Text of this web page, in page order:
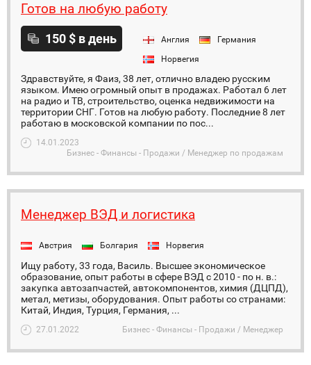
Готов на любую работу
150 $ в день Англия
Германия
Норвегия
Здравствуйте, я Фаиз, 38 лет, отлично владею русским
языком. Имею огромный опыт в продажах. Работал 6 лет
на радио и ТВ, строительство, оценка недвижимости на
территории СНГ. Готов на любую работу. Последние 8 лет
работаю в московской компании по пос...
14.01.2023
Бизнес - Финансы - Продажи / Менеджер по продажам
Менеджер ВЭД и логистика
Австрия Болгария Норвегия
Ищу работу, 33 года, Василь. Высшее экономическое
образование, опыт работы в сфере ВЭД с 2010 - по н. в.:
закупка автозапчастей, автокомпонентов, химия (ДЦПД),
метал, метизы, оборудования. Опыт работы со странами:
Китай, Индия, Турция, Германия, ...
27.01.2022 Бизнес - Финансы - Продажи / Менеджер